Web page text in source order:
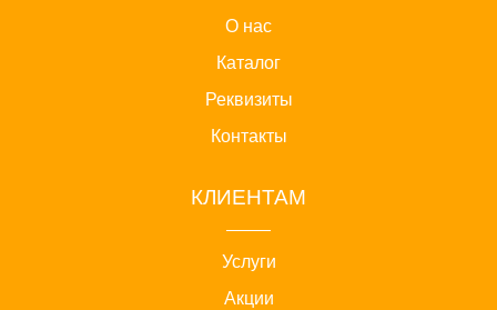
О нас
Каталог
Реквизиты
Контакты
КЛИЕНТАМ
Услуги
Акции